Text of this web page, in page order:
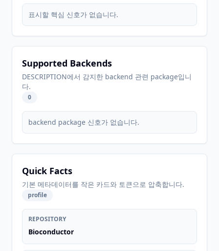
표시할 핵심 신호가 없습니다.
Supported Backends
DESCRIPTION에서 감지한 backend 관련 package입니
다.
0
backend package 신호가 없습니다.
Quick Facts
기본 메타데이터를 작은 카드와 토큰으로 압축합니다.
profile
REPOSITORY
Bioconductor